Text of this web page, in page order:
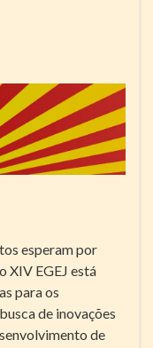
esperam por
XIV EGEJ está
para os
de inovações
de